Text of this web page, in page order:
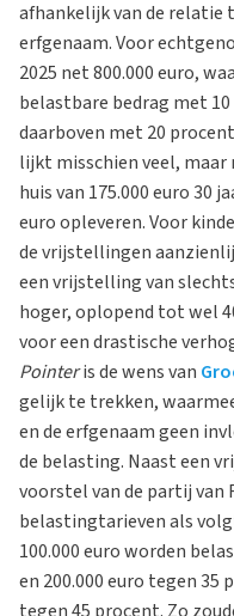
afhankelijk van de relatie
erfgenaam. Voor
2025 net 800.000 euro,
belastbare bedrag met
daarboven met 20
lijkt misschien veel,
huis van 175.000 euro 30
euro opleveren. Voor
de vrijstellingen
een vrijstelling van
hoger, oplopend tot wel
voor een drastische
Pointeris de wens van
gelijk te trekken,
en de erfgenaam geen
de belasting. Naast een
voorstel van de partij van
belastingtarieven als
100.000 euro worden
en 200.000 euro tegen 35